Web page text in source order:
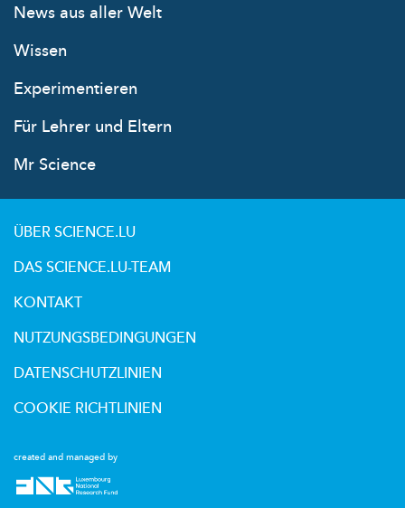
News aus aller Welt
Wissen
Experimentieren
Für Lehrer und Eltern
Mr Science
created and managed by
ÜBER SCIENCE.LU
DAS SCIENCE.LU-TEAM
KONTAKT
NUTZUNGSBEDINGUNGEN
DATENSCHUTZLINIEN
COOKIE RICHTLINIEN